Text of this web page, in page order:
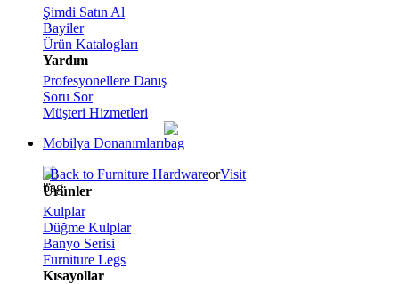
Şimdi Satın Al
Bayiler
Ürün Katalogları
Yardım
Profesyonellere Danış
Soru Sor
Müşteri Hizmetleri
Mobilya Donanımları
Back to Furniture HardwareorVisit
Ürünler
Kulplar
Düğme Kulplar
Banyo Serisi
Furniture Legs
Kısayollar